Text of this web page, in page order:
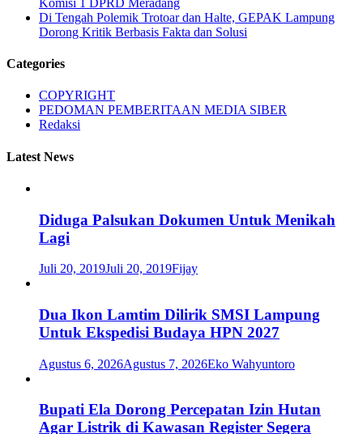
Di Tengah Polemik Trotoar dan Halte, GEPAK Lampung
Dorong Kritik Berbasis Fakta dan Solusi
Categories
COPYRIGHT
PEDOMAN PEMBERITAAN MEDIA SIBER
Redaksi
Latest News
Diduga Palsukan Dokumen Untuk Menikah
Lagi
Juli 20, 2019Juli 20, 2019Fijay
Dua Ikon Lamtim Dilirik SMSI Lampung
Untuk Ekspedisi Budaya HPN 2027
Agustus 6, 2026Agustus 7, 2026Eko Wahyuntoro
Bupati Ela Dorong Percepatan Izin Hutan
Agar Listrik di Kawasan Register Segera